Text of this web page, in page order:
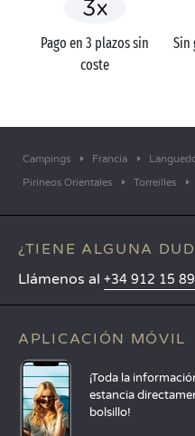
Pago en 3 plazos sin
coste
Sin
Campings Francia
Pirineos Orientales
Torreilles
¿TIENE ALGUNA
Llámenos al +34 912 15
APLICACIÓN MÓVIL
¡Toda la
estancia
bolsillo!